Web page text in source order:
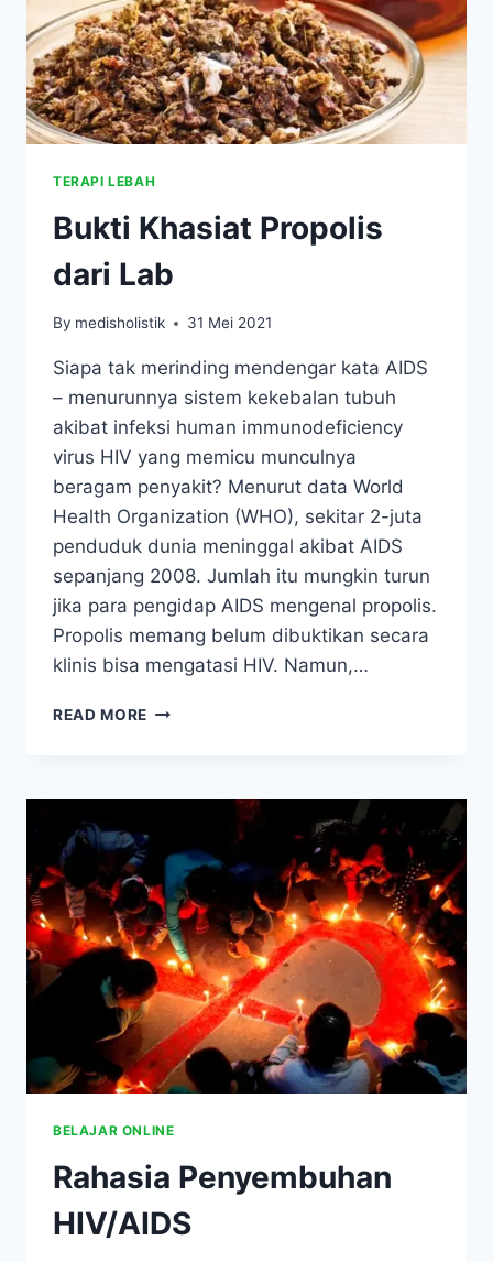
TERAPI LEBAH
Bukti Khasiat Propolis
dari Lab
By medisholistik 31 Mei 2021
Siapa tak merinding mendengar kata AIDS
– menurunnya sistem kekebalan tubuh
akibat infeksi human immunodeficiency
virus HIV yang memicu munculnya
beragam penyakit? Menurut data World
Health Organization (WHO), sekitar 2-juta
penduduk dunia meninggal akibat AIDS
sepanjang 2008. Jumlah itu mungkin turun
jika para pengidap AIDS mengenal propolis.
Propolis memang belum dibuktikan secara
klinis bisa mengatasi HIV. Namun,…
READ MORE BUKTI
LAB
BELAJAR ONLINE
Rahasia Penyembuhan
HIV/AIDS